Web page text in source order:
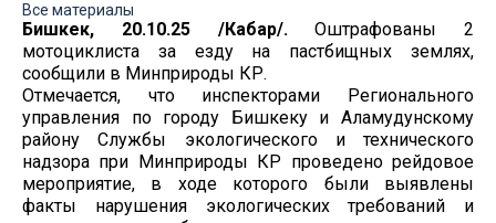
Все материалы
Бишкек, 20.10.25 /Кабар/.Оштрафованы 2
мотоциклиста за езду на пастбищных землях,
сообщили в Минприроды КР.
Отмечается, что инспекторами Регионального
управления по городу Бишкеку и Аламудунскому
району Службы экологического и технического
надзора при Минприроды КР проведено рейдовое
мероприятие, в ходе которого были выявлены
факты нарушения экологических требований и